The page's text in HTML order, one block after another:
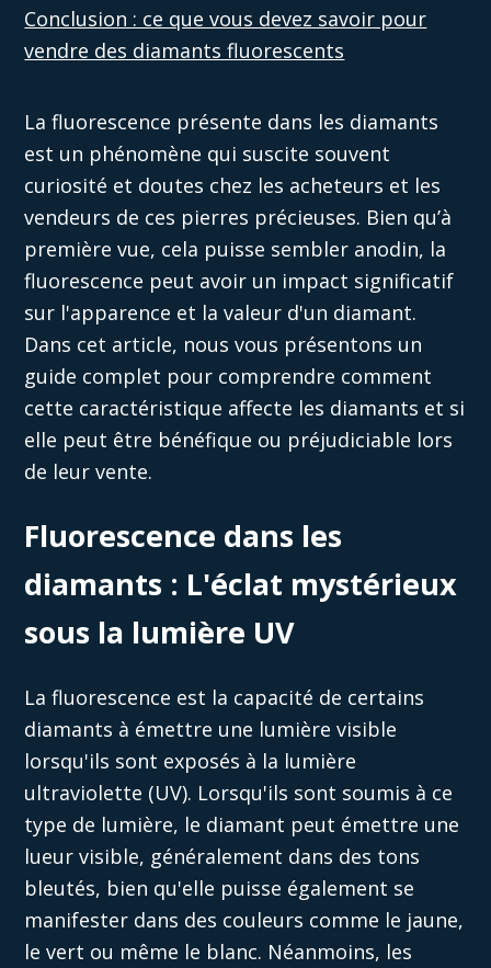
Conclusion : ce que vous devez savoir pour
vendre des diamants fluorescents
La fluorescence présente dans les diamants
est un phénomène qui suscite souvent
curiosité et doutes chez les acheteurs et les
vendeurs de ces pierres précieuses. Bien qu’à
première vue, cela puisse sembler anodin, la
fluorescence peut avoir un impact significatif
sur l'apparence et la valeur d'un diamant.
Dans cet article, nous vous présentons un
guide complet pour comprendre comment
cette caractéristique affecte les diamants et si
elle peut être bénéfique ou préjudiciable lors
de leur vente.
Fluorescence dans les
diamants : L'éclat mystérieux
sous la lumière UV
La fluorescence est la capacité de certains
diamants à émettre une lumière visible
lorsqu'ils sont exposés à la lumière
ultraviolette (UV). Lorsqu'ils sont soumis à ce
type de lumière, le diamant peut émettre une
lueur visible, généralement dans des tons
bleutés, bien qu'elle puisse également se
manifester dans des couleurs comme le jaune,
le vert ou même le blanc. Néanmoins, les